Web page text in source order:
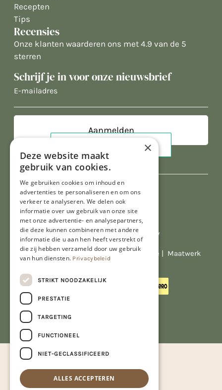
Recepten
Tips
Recensies
Onze klanten waarderen ons met 4.9 van de 5
sterren
Schrijf je in voor onze nieuwsbrief
E-
Al onze prijzen zijn incl. BTW
© Copyright 2026 Limburgs Bakwinkeltje | Maatwerk
website webmix
×
Deze website maakt
gebruik van cookies.
We gebruiken cookies om inhoud en
advertenties te personaliseren en om ons
verkeer te analyseren. We delen ook
informatie over uw gebruik van onze site
met onze advertentie- en analysepartners,
die deze kunnen combineren met andere
informatie die u aan hen heeft verstrekt of
die zij hebben verzameld door uw gebruik
van hun diensten. Privacybeleid
STRIKT NOODZAKELIJK
PRESTATIE
TARGETING
FUNCTIONEEL
NIET-GECLASSIFICEERD
ALLES ACCEPTEREN